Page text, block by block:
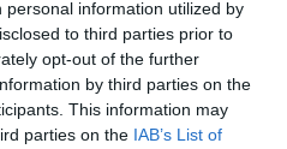
information utilized by
to third parties prior to
opt-out of the further
by third parties on the
This information may
parties on the IAB’s List of
Rouge : l’Égypte mise sur
le contexte géopolitique
: